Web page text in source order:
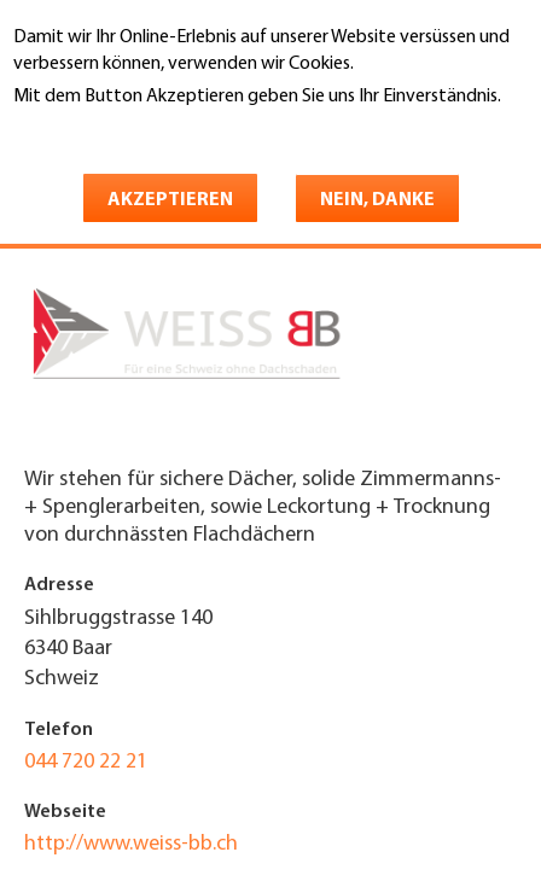
Damit wir Ihr Online-Erlebnis auf unserer Website versüssen und
verbessern können, verwenden wir Cookies.
Mit dem Button Akzeptieren geben Sie uns Ihr Einverständnis.
AKZEPTIEREN NEIN, DANKE
zum
Inhalt
Weiss Bau & Beratung AG
Wir stehen für sichere Dächer, solide Zimmermanns-
+ Spenglerarbeiten, sowie Leckortung + Trocknung
von durchnässten Flachdächern
Adresse
Sihlbruggstrasse 140
6340 Baar
Schweiz
Telefon
044 720 22 21
Webseite
http://www.weiss-bb.ch